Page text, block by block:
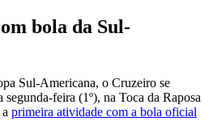
bola da Sul-
Sul-Americana, o Cruzeiro se
segunda-feira (1º), na Toca da Raposa
primeira atividade com a bola oficial